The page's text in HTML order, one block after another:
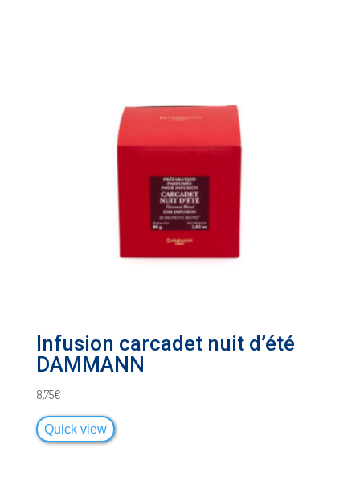
Infusion carcadet nuit d’été
DAMMANN
8,75€
Quick view